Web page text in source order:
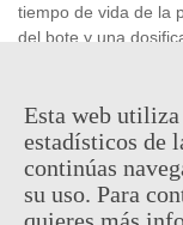
tiempo de vida de la
del bote y una
2,41 €
En stock, envío en
Esta web utiliza
estadísticos de
continúas
su uso. Para